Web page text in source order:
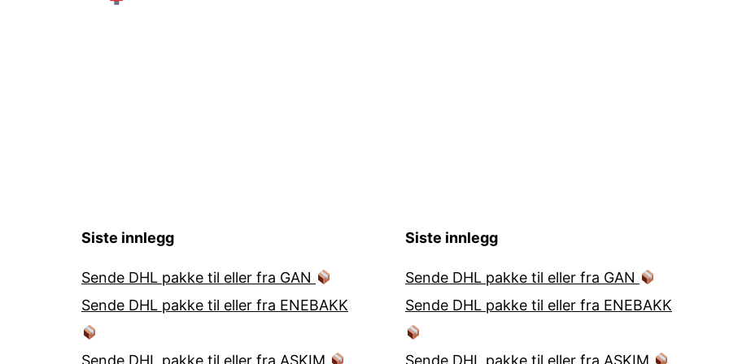
Siste innlegg
Sende DHL pakke til eller fra GAN
Sende DHL pakke til eller fra ENEBAKK
Sende DHL pakke til eller fra ASKIM
Siste innlegg
Sende DHL pakke til eller fra GAN
Sende DHL pakke til eller fra ENEBAKK
Sende DHL pakke til eller fra ASKIM